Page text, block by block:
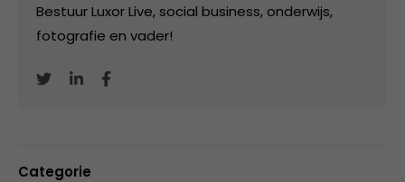
Bestuur Luxor Live, social business, onderwijs,
fotografie en vader!
Categorie